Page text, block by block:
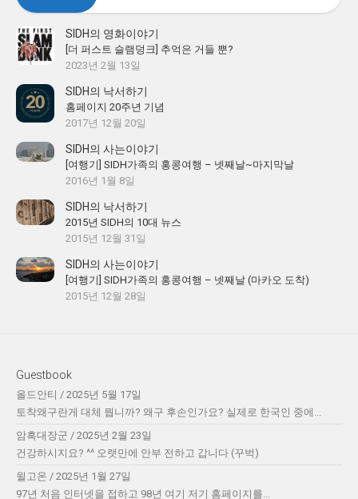
SIDH의 영화이야기
[더 퍼스트 슬램덩크] 추억은 거들 뿐?
2023년 2월 13일
SIDH의 낙서하기
홈페이지 20주년 기념
2017년 12월 20일
SIDH의 사는이야기
[여행기] SIDH가족의 홍콩여행 – 넷째날~마지막날
2016년 1월 8일
SIDH의 낙서하기
2015년 SIDH의 10대 뉴스
2015년 12월 31일
SIDH의 사는이야기
[여행기] SIDH가족의 홍콩여행 – 넷째날 (마카오 도착)
2015년 12월 28일
Guestbook
올드안티 / 2025년 5월 17일
토착왜구란게 대체 뭡니까? 왜구 후손인가요? 실제로 한국인 중에...
암흑대장군 / 2025년 2월 23일
건강하시지요? ^^ 오랫만에 안부 전하고 갑니다 (꾸벅)
윌고온 / 2025년 1월 27일
97년 처음 인터넷을 접하고 98년 여기 저기 홈페이지를...